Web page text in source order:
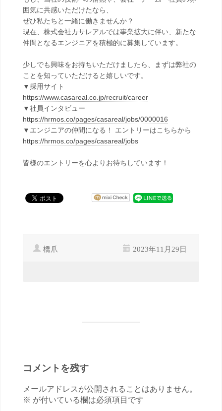
囲気に共感いただけたなら、
ぜひ私たちと一緒に働きませんか？
現在、株式会社カサレアルでは事業拡大に伴い、新たな
仲間となるエンジニアを積極的に募集しています。
少しでも興味をお持ちいただけましたら、まずは弊社の
ことを知っていただけると嬉しいです。
▼採用サイト
https://www.casareal.co.jp/recruit/career
▼社員インタビュー
https://hrmos.co/pages/casareal/jobs/0000016
▼エンジニアの仲間になる！ エントリーはこちらから
https://hrmos.co/pages/casareal/jobs
皆様のエントリーを心よりお待ちしています！
橋爪 2023年11月29日
コメントを残す
メールアドレスが公開されることはありません。
※ が付いている欄は必須項目です